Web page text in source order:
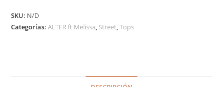
SKU: N/D
Categorías:ALTER ft Melissa Street ,Tops